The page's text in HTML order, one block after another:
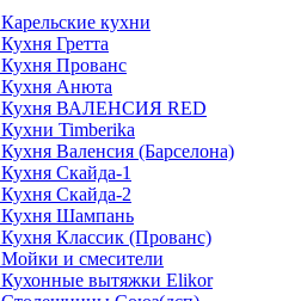
Карельские кухни
Кухня Гретта
Кухня Прованс
Кухня Анюта
Кухня ВАЛЕНСИЯ RED
Кухни Timberika
Кухня Валенсия (Барселона)
Кухня Скайда-1
Кухня Скайда-2
Кухня Шампань
Кухня Классик (Прованс)
Мойки и смесители
Кухонные вытяжки Elikor